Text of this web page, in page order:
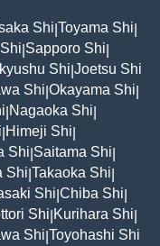
Shi Toyama Shi
Sapporo Shi
Shi Joetsu Shi
Shi Okayama Shi
Nagaoka Shi
Himeji Shi
Shi Saitama Shi
Shi Takaoka Shi
Shi Chiba Shi
Shi Kurihara Shi
Shi Toyohashi Shi